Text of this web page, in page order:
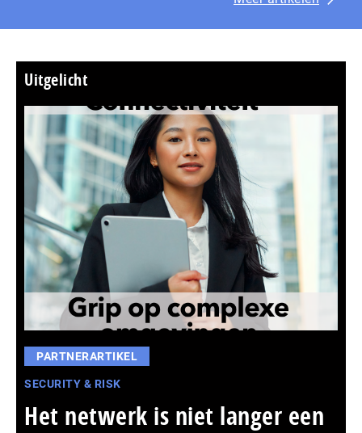
Uitgelicht
PARTNERARTIKEL
SECURITY & RISK
Het netwerk is niet langer een